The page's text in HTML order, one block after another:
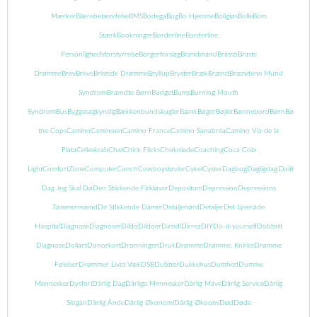
MærkerBlærebetændelseBMSBodega BogBo HjemmeBoligløsBolleBom
StærkBookningerBorderlineBorderline
PersonlighedsforstyrrelseBorgerforslagBrandmand Brasso Braste
DrømmeBrevBreveBristede DrømmeBryllup BrysterBrækBrænd Brændene Mund
SyndromBrændte Børn BudgetBumsBurning Mouth
SyndromBusByggesagkyndigBækkenbundskuglerBænkBøgerBøjlerBønnebord Børn Børnebog
the CopsCaminoCaminoenCamino FranceCamino SanabréaCamino Via de la
PlataCelleskrabChatChick FlicksChokoladeCoachingCoca Cola
LightComfortZoneComputerConchCowboystøvlerCykelCysterDagbogDagligdag.Daith
Dag Jeg Skal Dø Den Stikkende FirkløverDepositumDepression Depressions
Tømmermænd De Stikkende DamerDetaljenørd DetaljerDet Lyserøde
Hospital DiagnoseDiagnoserDildo DildoerDirndl Dirrea DIYDo-it-yourselfDobbelt
DiagnoseDollarsDonorkortDronningen DrukDrømmeDrømme. KnirkeDrømme
FølelserDrømmer Livet VækDSBDubberDukkehusDumhed Dumme
MenneskerDysforiDårlig DagDårlige MenneskerDårlig MaveDårlig ServiceDårlig
Slogan Dårlig ÅndeDårlig ØkonomiDårlig ØkoomiDød Døde